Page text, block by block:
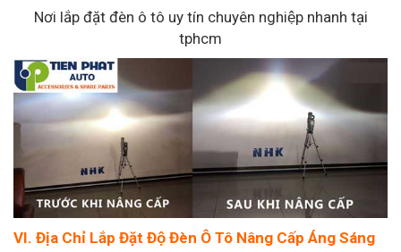
Nơi lắp đặt đèn ô tô uy tín chuyên nghiệp nhanh tại
tphcm
VI. Địa Chỉ Lắp Đặt Độ Đèn Ô Tô Nâng Cấp Áng Sáng